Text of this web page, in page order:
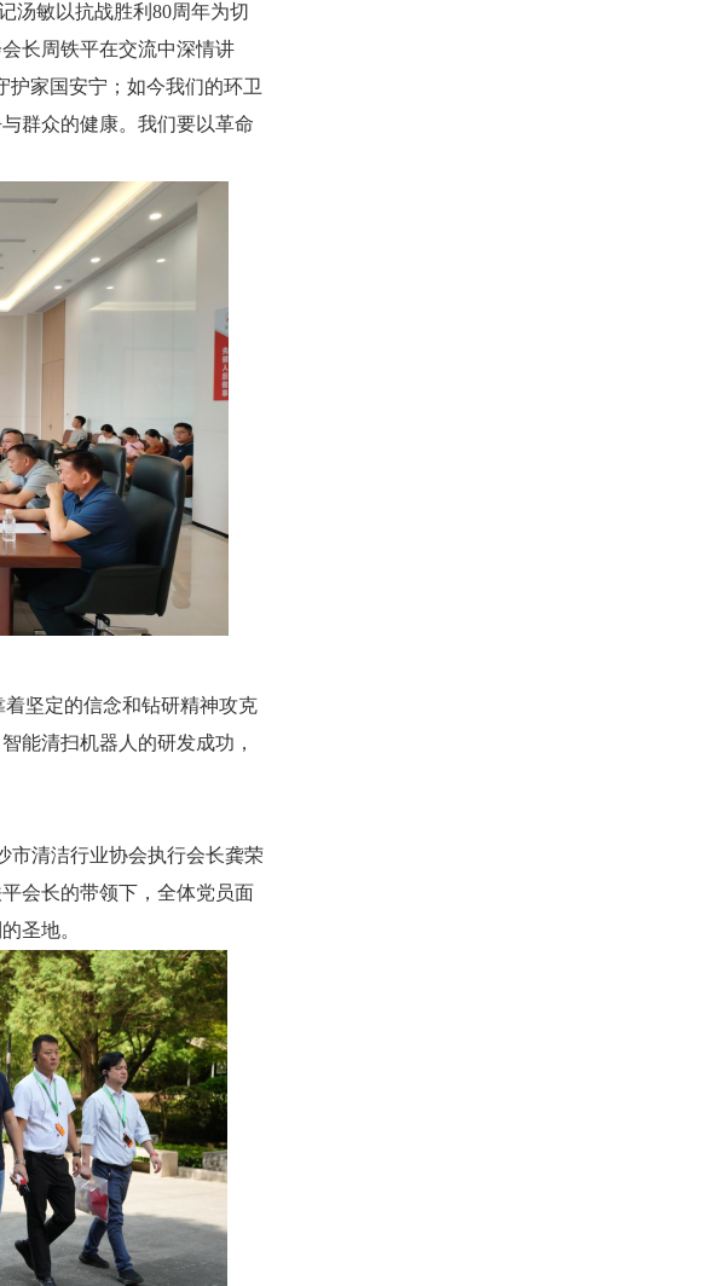
汤敏以抗战胜利80周年为切
长周铁平在交流中深情讲
家国安宁；如今我们的环卫
群众的健康。我们要以革命
坚定的信念和钻研精神攻克
能清扫机器人的研发成功，
市清洁行业协会执行会长龚荣
平会长的带领下，全体党员面
圣地。